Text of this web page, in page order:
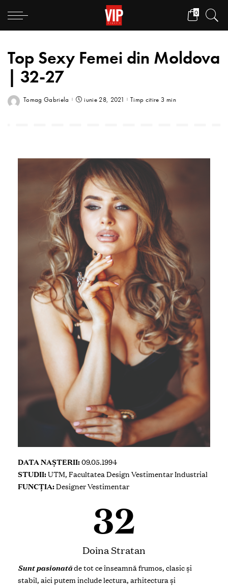
0
Top Sexy Femei din Moldova
| 32-27
Tomag Gabriela iunie 28, 2021 Timp citire 3 min
DATA NAȘTERII:09.05.1994
STUDII:UTM, Facultatea Design Vestimentar Industrial
FUNCȚIA:Designer Vestimentar
32
Doina Stratan
Sunt pasionatăde tot ce înseamnă frumos, clasic și
stabil, aici putem include lectura, arhitectura și